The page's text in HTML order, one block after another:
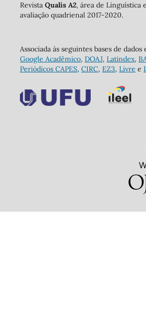
Revista Qualis A2, área de Linguística
avaliação quadrienal 2017-2020.
Associada às seguintes bases de
Google Acadêmico, DOAJ, Latindex,
Periódicos CAPES, CIRC, EZ3, Livre e